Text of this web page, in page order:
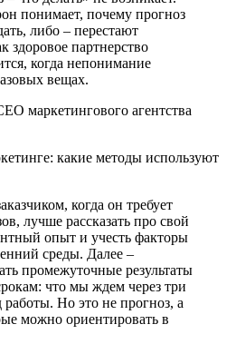
понимает, почему прогноз
либо – перестают
здоровое партнерство
когда непонимание
вещах.
маркетингового агентства
когда он требует
лучше рассказать про свой
опыт и учесть факторы
среды. Далее –
промежуточные результаты
что мы ждем через три
работы. Но это не прогноз, а
можно ориентировать в